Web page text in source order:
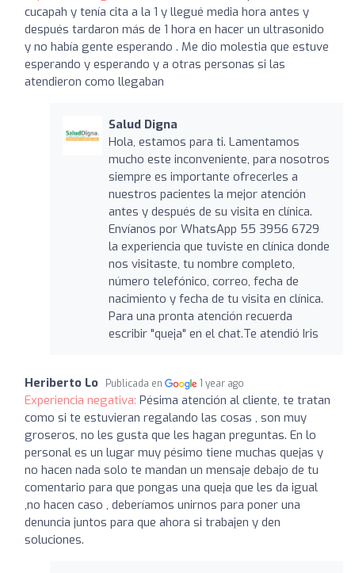
cucapah y tenía cita a la 1 y llegué media hora antes y
después tardaron más de 1 hora en hacer un ultrasonido
y no había gente esperando . Me dio molestia que estuve
esperando y esperando y a otras personas si las
atendieron como llegaban
Salud Digna
Hola, estamos para ti. Lamentamos
mucho este inconveniente, para nosotros
siempre es importante ofrecerles a
nuestros pacientes la mejor atención
antes y después de su visita en clínica.
Envíanos por WhatsApp 55 3956 6729
la experiencia que tuviste en clínica donde
nos visitaste, tu nombre completo,
número telefónico, correo, fecha de
nacimiento y fecha de tu visita en clínica.
Para una pronta atención recuerda
escribir "queja" en el chat.Te atendió Iris
Heriberto Lo Publicada en 1 year ago
Experiencia negativa: Pésima atención al cliente, te tratan
como si te estuvieran regalando las cosas , son muy
groseros, no les gusta que les hagan preguntas. En lo
personal es un lugar muy pésimo tiene muchas quejas y
no hacen nada solo te mandan un mensaje debajo de tu
comentario para que pongas una queja que les da igual
,no hacen caso , deberíamos unirnos para poner una
denuncia juntos para que ahora si trabajen y den
soluciones.